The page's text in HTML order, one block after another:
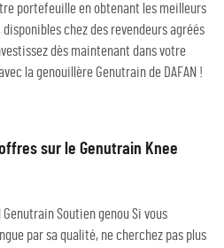
portefeuille en obtenant les meilleurs
chez des revendeurs agréés
dès maintenant dans votre
la genouillère Genutrain de DAFAN !
sur le Genutrain Knee
Genutrain Soutien genou Si vous
par sa qualité, ne cherchez pas plus